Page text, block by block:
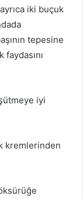
iki buçuk
tepesine
iyi
kremlerinden